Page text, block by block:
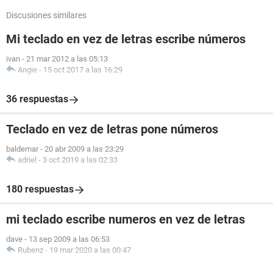
Discusiones similares
Mi teclado en vez de letras escribe números
ivan - 21 mar 2012 a las 05:13
Angie - 15 oct 2017 a las 16:29
36 respuestas
Teclado en vez de letras pone números
baldemar - 20 abr 2009 a las 23:29
adriel - 3 oct 2019 a las 02:33
180 respuestas
mi teclado escribe numeros en vez de letras
dave - 13 sep 2009 a las 06:53
Rubenz - 19 mar 2020 a las 00:47